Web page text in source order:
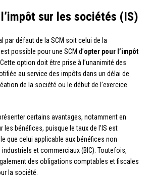
l’impôt sur les sociétés (IS)
par défaut de la SCM soit celui de la
possible pour une SCM d’opter pour l’impôt
. Cette option doit être prise à l’unanimité des
au service des impôts dans un délai de
de la société ou le début de l’exercice
certains avantages, notamment en
les bénéfices, puisque le taux de l’IS est
que celui applicable aux bénéfices non
et commerciaux (BIC). Toutefois,
des obligations comptables et fiscales
la société.